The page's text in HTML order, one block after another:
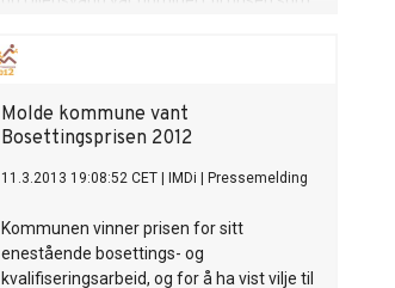
Direktoratet for integrering og mangfold,
IMDi, 30. oktober.
Molde kommune vant
Bosettingsprisen 2012
11.3.2013 19:08:52 CET IMDi Pressemelding
Kommunen vinner prisen for sitt
enestående bosettings- og
kvalifiseringsarbeid, og for å ha vist vilje til